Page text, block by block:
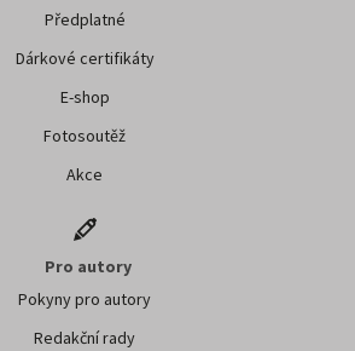
Předplatné
Dárkové certifikáty
E-shop
Fotosoutěž
Akce
Pro autory
Pokyny pro autory
Redakční rady